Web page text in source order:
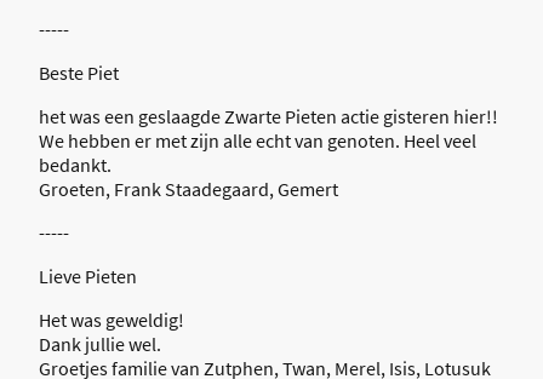
-----
Beste Piet
het was een geslaagde Zwarte Pieten actie gisteren hier!!
We hebben er met zijn alle echt van genoten. Heel veel
bedankt.
Groeten, Frank Staadegaard, Gemert
-----
Lieve Pieten
Het was geweldig!
Dank jullie wel.
Groetjes familie van Zutphen, Twan, Merel, Isis, Lotusuk